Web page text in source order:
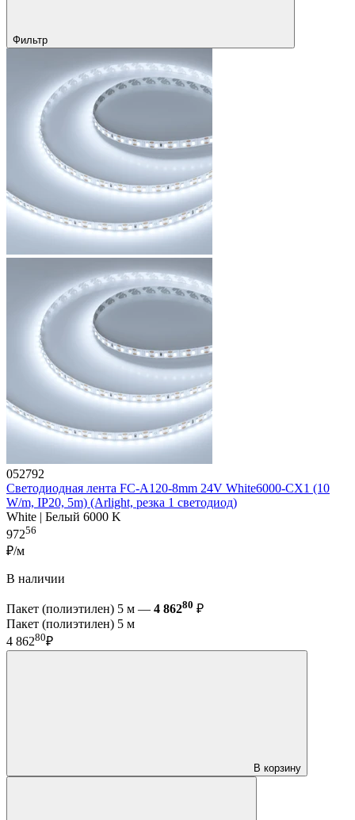
Фильтр
052792
Светодиодная лента FC-A120-8mm 24V White6000-CX1 (10
W/m, IP20, 5m) (Arlight, резка 1 светодиод)
White | Белый 6000 K
97256
₽/м
В наличии
Пакет (полиэтилен) 5 м — 4 86280 ₽
Пакет (полиэтилен) 5 м
4 86280₽
В корзину